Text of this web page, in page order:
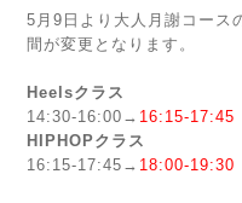
5月9日より大人月謝コース
間が変更となります。
Heelsクラス
14:30-16:00→ 16:15-17:45
HIPHOPクラス
16:15-17:45→ 18:00-19:30